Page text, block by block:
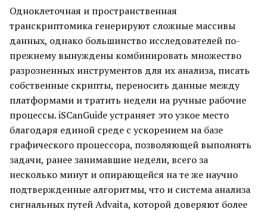
Одноклеточная и пространственная
транскриптомика генерируют сложные массивы
данных, однако большинство исследователей по-
прежнему вынуждены комбинировать множество
разрозненных инструментов для их анализа, писать
собственные скрипты, переносить данные между
платформами и тратить недели на ручные рабочие
процессы. iSCanGuide устраняет это узкое место
благодаря единой среде с ускорением на базе
графического процессора, позволяющей выполнять
задачи, ранее занимавшие недели, всего за
несколько минут и опирающейся на те же научно
подтвержденные алгоритмы, что и система анализа
сигнальных путей Advaita, которой доверяют более